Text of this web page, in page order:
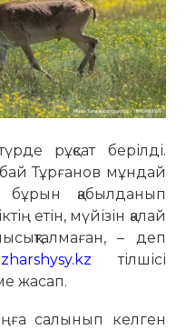
рұқсат берілді.
Тұрғанов мұндай
қабылданып
етін, мүйізін қалай
– деп
тілшісі
жасап.
салынып келген